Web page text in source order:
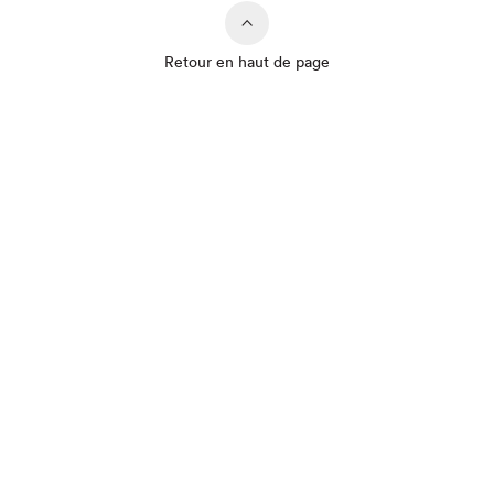
Retour en haut de page